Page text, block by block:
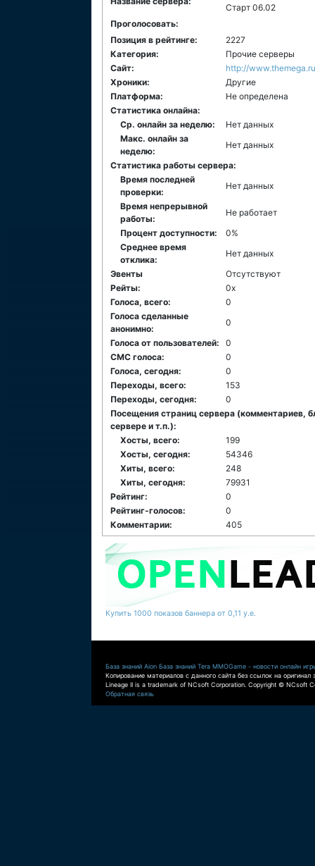
Старт 06.02
Проголосовать:
Позиция в рейтинге:
2227
Категория:
Прочие серверы
Сайт:
http://www.themega.ru
Хроники:
Другие
Платформа:
Не определена
Статистика онлайна:
Ср. онлайн за неделю:
Нет данных
Макс. онлайн за
неделю:
Нет данных
Статистика работы сервера:
Время последней
проверки:
Нет данных
Время непрерывной
работы:
Не работает
Процент доступности:
0%
Среднее время
отклика:
Нет данных
Эвенты
Отсутствуют
Рейты:
0x
Голоса, всего:
0
Голоса сделанные
анонимно:
0
Голоса от пользователей:
0
СМС голоса:
0
Голоса, сегодня:
0
Переходы, всего:
153
Переходы, сегодня:
0
Посещения страниц сервера (комментариев,
сервере и т.п.):
Хосты, всего:
199
Хосты, сегодня:
54346
Хиты, всего:
248
Хиты, сегодня:
79931
Рейтинг:
0
Рейтинг-голосов:
0
Комментарии:
405
Купить 1000 показов баннера от 0,11 у.е.
База знаний Aion База знаний Tera MMOGame - новости онлайн
Копирование материалов с данного сайта без ссылок на оригинал
Lineage II is a trademark of NCsoft Corporation. Copyright © NCsoft
Обратная связь